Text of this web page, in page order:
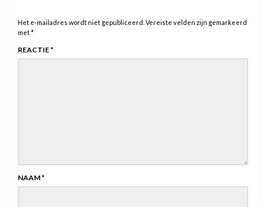
Het e-mailadres wordt niet gepubliceerd. Vereiste velden zijn gemarkeerd
met*
REACTIE*
NAAM*